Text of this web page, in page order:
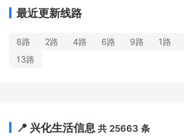
最近更新线路
8路 2路 4路 6路 9路 1路
13路
📍 兴化生活信息 共 25663 条